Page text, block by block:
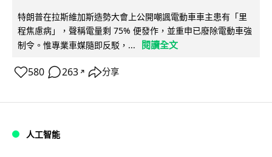
特朗普在拉斯維加斯造勢大會上公開嘲諷電動車車主患有「里
程焦慮病」，聲稱電量剩 75% 便發作，並重申已廢除電動車強
制令。惟專業車媒隨即反駁，...
閱讀全文
580 263 ↗ 分享
人工智能